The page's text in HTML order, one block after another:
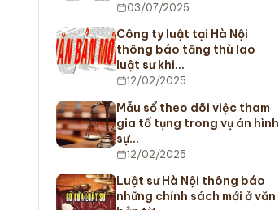
03/07/2025
Công ty luật tại Hà Nội
thông báo tăng thù lao
luật sư khi…
12/02/2025
Mẫu sổ theo dõi việc tham
gia tố tụng trong vụ án hình
sự…
12/02/2025
Luật sư Hà Nội thông báo
những chính sách mới ở văn